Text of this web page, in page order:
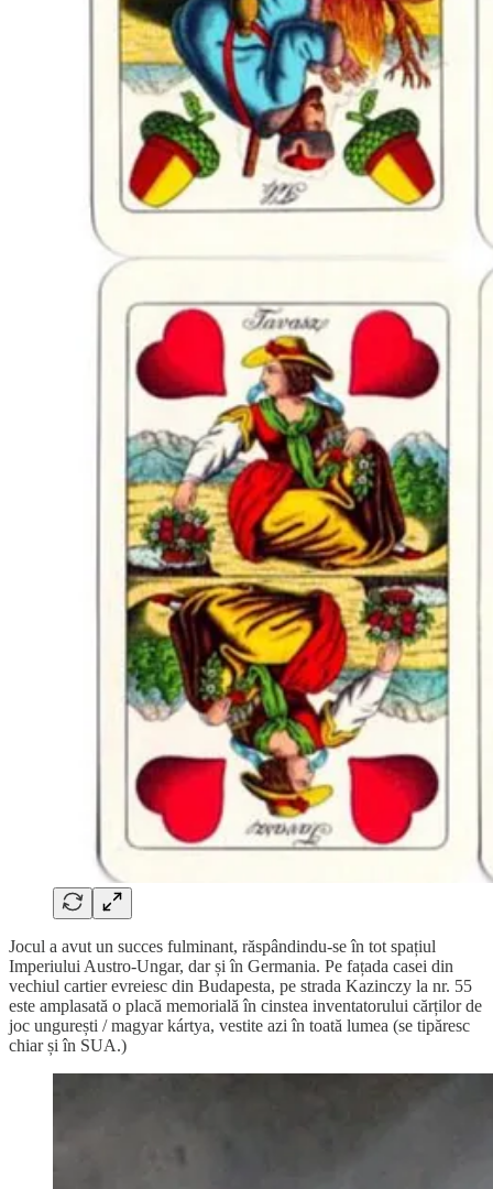
Jocul a avut un succes fulminant, răspândindu-se în tot spațiul
Imperiului Austro-Ungar, dar și în Germania. Pe fațada casei din
vechiul cartier evreiesc din Budapesta, pe strada Kazinczy la nr. 55
este amplasată o placă memorială în cinstea inventatorului cărților de
joc ungurești / magyar kártya, vestite azi în toată lumea (se tipăresc
chiar și în SUA.)